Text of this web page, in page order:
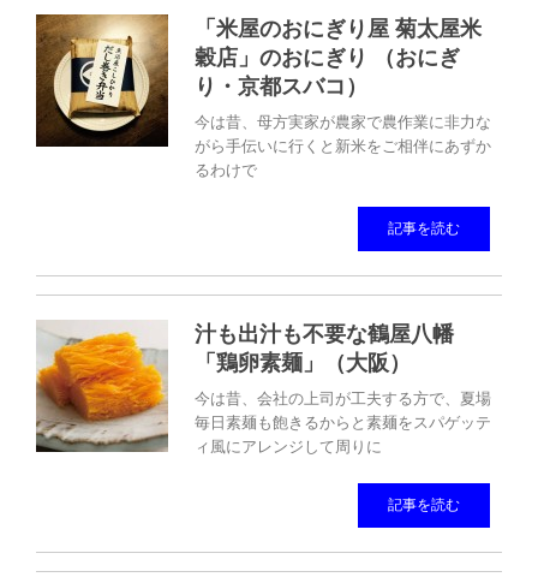
「米屋のおにぎり屋 菊太屋米
穀店」のおにぎり （おにぎ
り・京都スバコ）
今は昔、母方実家が農家で農作業に非力な
がら手伝いに行くと新米をご相伴にあずか
るわけで
記事を読む
汁も出汁も不要な鶴屋八幡
「鶏卵素麺」（大阪）
今は昔、会社の上司が工夫する方で、夏場
毎日素麺も飽きるからと素麺をスパゲッテ
ィ風にアレンジして周りに
記事を読む